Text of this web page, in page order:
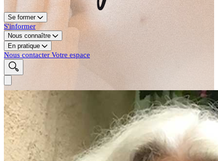
Se former
S'informer
Nous connaître
En pratique
Nous contacter Votre espace